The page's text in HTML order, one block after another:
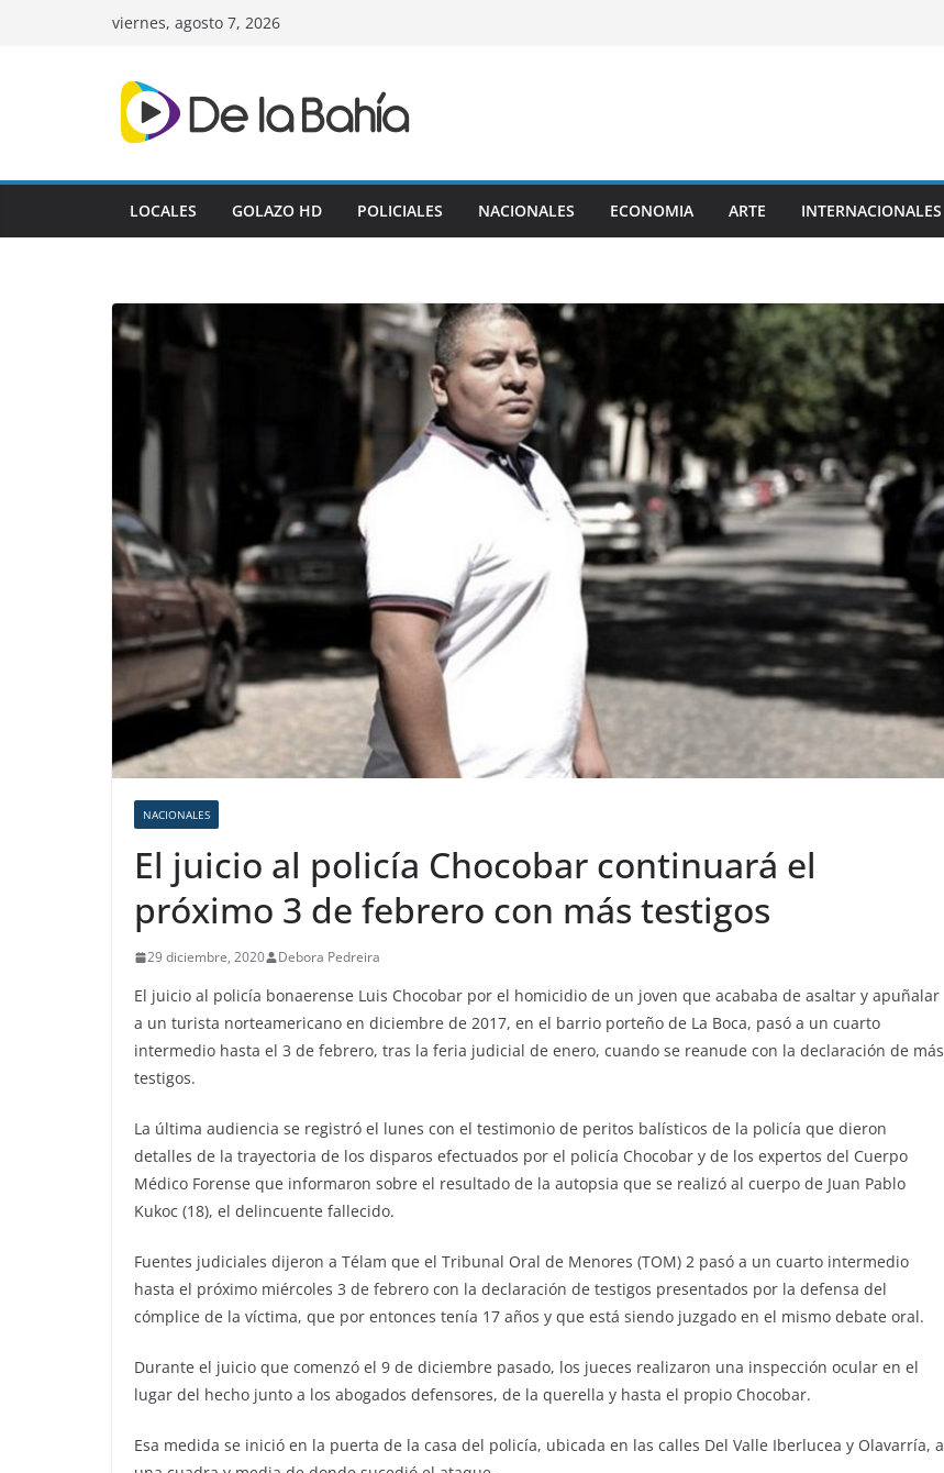
viernes, agosto 7, 2026
LOCALES GOLAZO HD POLICIALES NACIONALES ECONOMIA ARTE INTERNACIONALES
NACIONALES
El juicio al policía Chocobar continuará el
próximo 3 de febrero con más testigos
29 diciembre, 2020 Debora Pedreira
El juicio al policía bonaerense Luis Chocobar por el homicidio de un joven que acababa de asaltar y apuñalar
a un turista norteamericano en diciembre de 2017, en el barrio porteño de La Boca, pasó a un cuarto
intermedio hasta el 3 de febrero, tras la feria judicial de enero, cuando se reanude con la declaración de más
testigos.
La última audiencia se registró el lunes con el testimonio de peritos balísticos de la policía que dieron
detalles de la trayectoria de los disparos efectuados por el policía Chocobar y de los expertos del Cuerpo
Médico Forense que informaron sobre el resultado de la autopsia que se realizó al cuerpo de Juan Pablo
Kukoc (18), el delincuente fallecido.
Fuentes judiciales dijeron a Télam que el Tribunal Oral de Menores (TOM) 2 pasó a un cuarto intermedio
hasta el próximo miércoles 3 de febrero con la declaración de testigos presentados por la defensa del
cómplice de la víctima, que por entonces tenía 17 años y que está siendo juzgado en el mismo debate oral.
Durante el juicio que comenzó el 9 de diciembre pasado, los jueces realizaron una inspección ocular en el
lugar del hecho junto a los abogados defensores, de la querella y hasta el propio Chocobar.
Esa medida se inició en la puerta de la casa del policía, ubicada en las calles Del Valle Iberlucea y Olavarría, a